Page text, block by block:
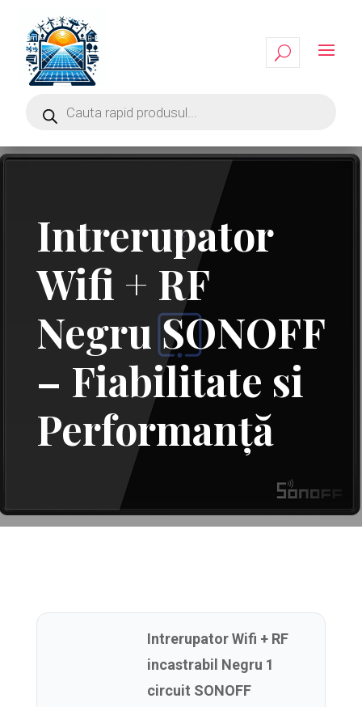
Intrerupator
Wifi + RF
Negru SONOFF
– Fiabilitate si
Performanță
Intrerupator Wifi + RF
incastrabil Negru 1
circuit SONOFF